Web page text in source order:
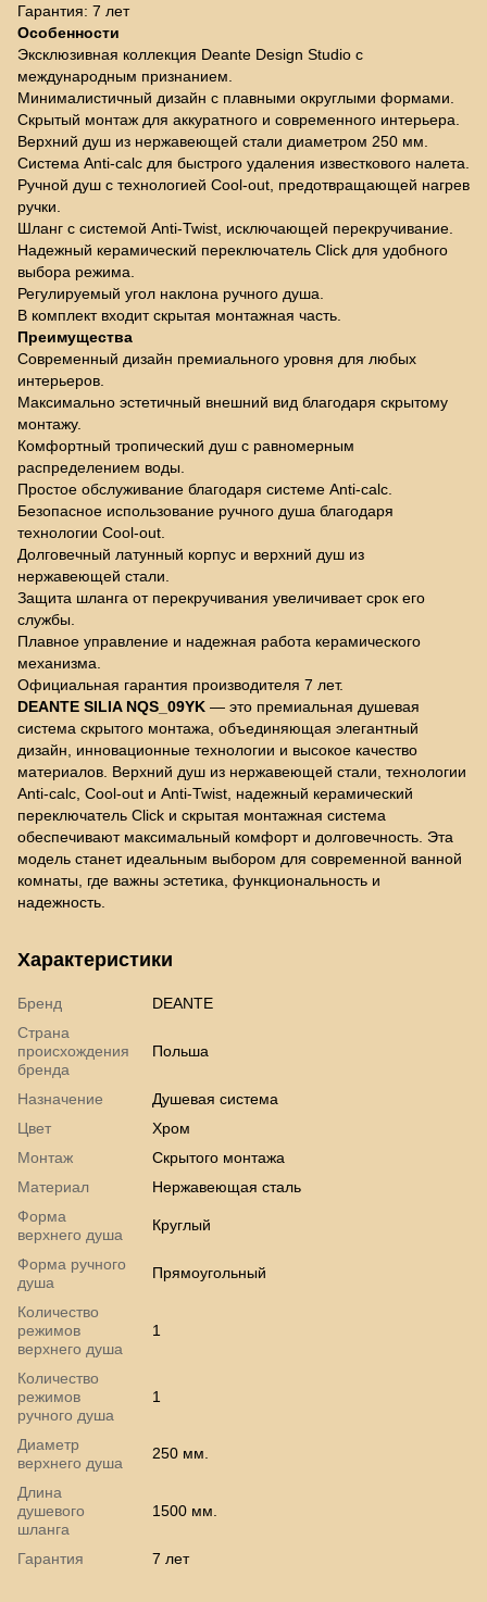
Гарантия: 7 лет
Особенности
Эксклюзивная коллекция Deante Design Studio с
международным признанием.
Минималистичный дизайн с плавными округлыми формами.
Скрытый монтаж для аккуратного и современного интерьера.
Верхний душ из нержавеющей стали диаметром 250 мм.
Система Anti-calc для быстрого удаления известкового налета.
Ручной душ с технологией Cool-out, предотвращающей нагрев
ручки.
Шланг с системой Anti-Twist, исключающей перекручивание.
Надежный керамический переключатель Click для удобного
выбора режима.
Регулируемый угол наклона ручного душа.
В комплект входит скрытая монтажная часть.
Преимущества
Современный дизайн премиального уровня для любых
интерьеров.
Максимально эстетичный внешний вид благодаря скрытому
монтажу.
Комфортный тропический душ с равномерным
распределением воды.
Простое обслуживание благодаря системе Anti-calc.
Безопасное использование ручного душа благодаря
технологии Cool-out.
Долговечный латунный корпус и верхний душ из
нержавеющей стали.
Защита шланга от перекручивания увеличивает срок его
службы.
Плавное управление и надежная работа керамического
механизма.
Официальная гарантия производителя 7 лет.
DEANTE SILIA NQS_09YK — это премиальная душевая
система скрытого монтажа, объединяющая элегантный
дизайн, инновационные технологии и высокое качество
материалов. Верхний душ из нержавеющей стали, технологии
Anti-calc, Cool-out и Anti-Twist, надежный керамический
переключатель Click и скрытая монтажная система
обеспечивают максимальный комфорт и долговечность. Эта
модель станет идеальным выбором для современной ванной
комнаты, где важны эстетика, функциональность и
надежность.
Характеристики
Бренд
DEANTE
Страна
происхождения
бренда
Польша
Назначение
Душевая система
Цвет
Хром
Монтаж
Скрытого монтажа
Материал
Нержавеющая сталь
Форма
верхнего душа
Круглый
Форма ручного
душа
Прямоугольный
Количество
режимов
верхнего душа
1
Количество
режимов
ручного душа
1
Диаметр
верхнего душа
250 мм.
Длина
душевого
шланга
1500 мм.
Гарантия 7 лет